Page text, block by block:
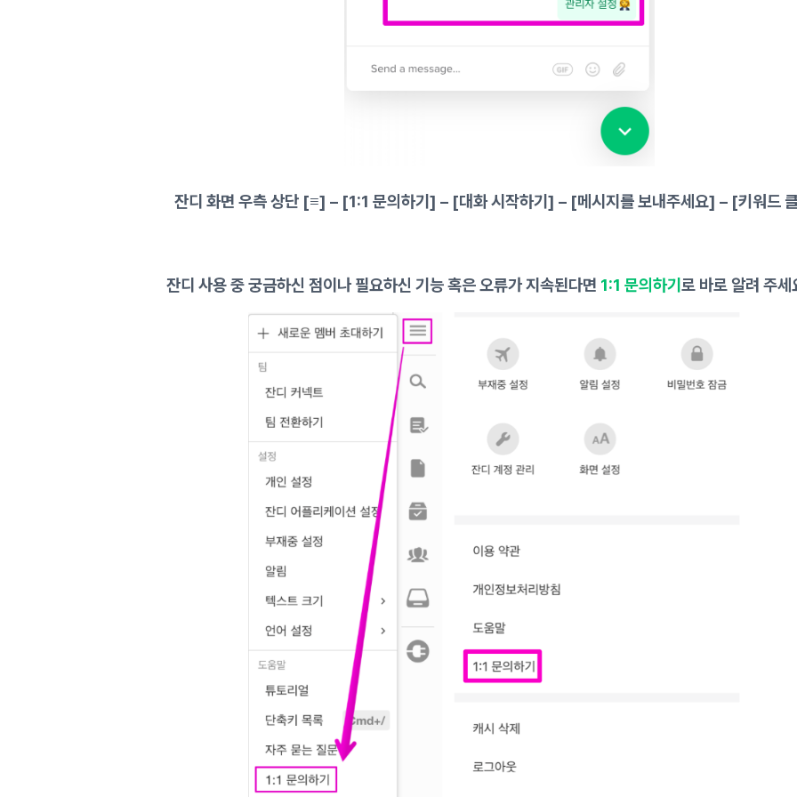
잔디 화면 우측 상단 [≡] – [1:1 문의하기] – [대화 시작하기] – [메시지를 보내주세요] – [키워드
잔디 사용 중 궁금하신 점이나 필요하신 기능 혹은 오류가 지속된다면 1:1 문의하기 로 바로 알려 주세